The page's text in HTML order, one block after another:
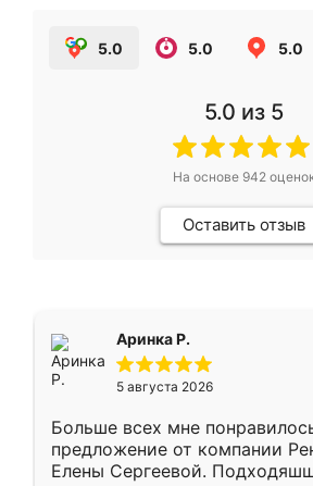
5.0 5.0 5.0
5.0 из 5
На основе 942
Оставить отзыв
Аринка Р.
5 августа 2026
Больше всех мне
предложение от компании
Елены Сергеевой.